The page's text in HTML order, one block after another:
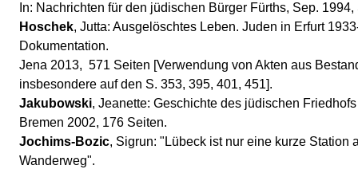
In: Nachrichten für den jüdischen Bürger Fürths, Sep. 1994,
Hoschek, Jutta: Ausgelöschtes Leben. Juden in Erfurt
Dokumentation.
Jena 2013, 571 Seiten [Verwendung von Akten aus
insbesondere auf den S. 353, 395, 401, 451].
Jakubowski, Jeanette: Geschichte des jüdischen
Bremen 2002, 176 Seiten.
Jochims-Bozic, Sigrun: "Lübeck ist nur eine kurze Station
Wanderweg".